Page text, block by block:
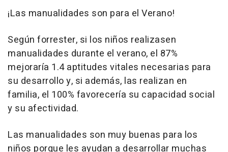
¡Las manualidades son para el Verano!
Según forrester, si los niños realizasen
manualidades durante el verano, el 87%
mejoraría 1.4 aptitudes vitales necesarias para
su desarrollo y, si además, las realizan en
familia, el 100% favorecería su capacidad social
y su afectividad.
Las manualidades son muy buenas para los
niños porque les ayudan a desarrollar muchas